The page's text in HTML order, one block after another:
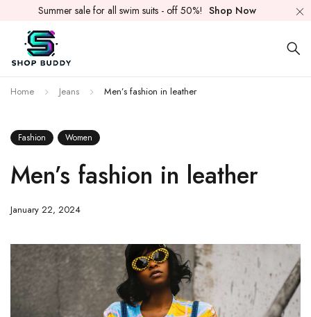
Summer sale for all swim suits - off 50%! Shop Now
Home Jeans Men’s fashion in leather
Fashion Women
Men’s fashion in leather
January 22, 2024